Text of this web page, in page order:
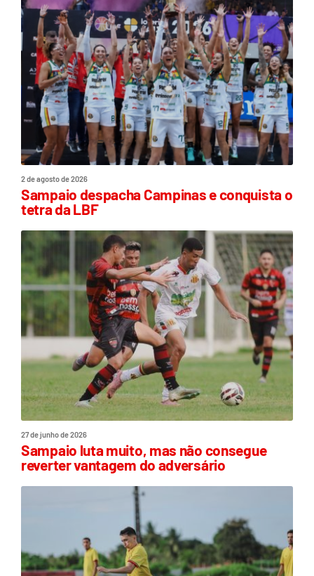
2 de agosto de 2026
Sampaio despacha Campinas e conquista o
tetra da LBF
27 de junho de 2026
Sampaio luta muito, mas não consegue
reverter vantagem do adversário